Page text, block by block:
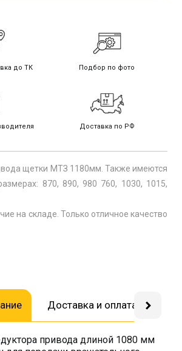
до ТК Подбор по фото
Доставка по РФ
щетки МТЗ 1180мм. Также имеются
870, 890, 980 760, 1030, 1015,
на складе. Только отличное качество
Доставка и оплата
привода длиной 1080 мм